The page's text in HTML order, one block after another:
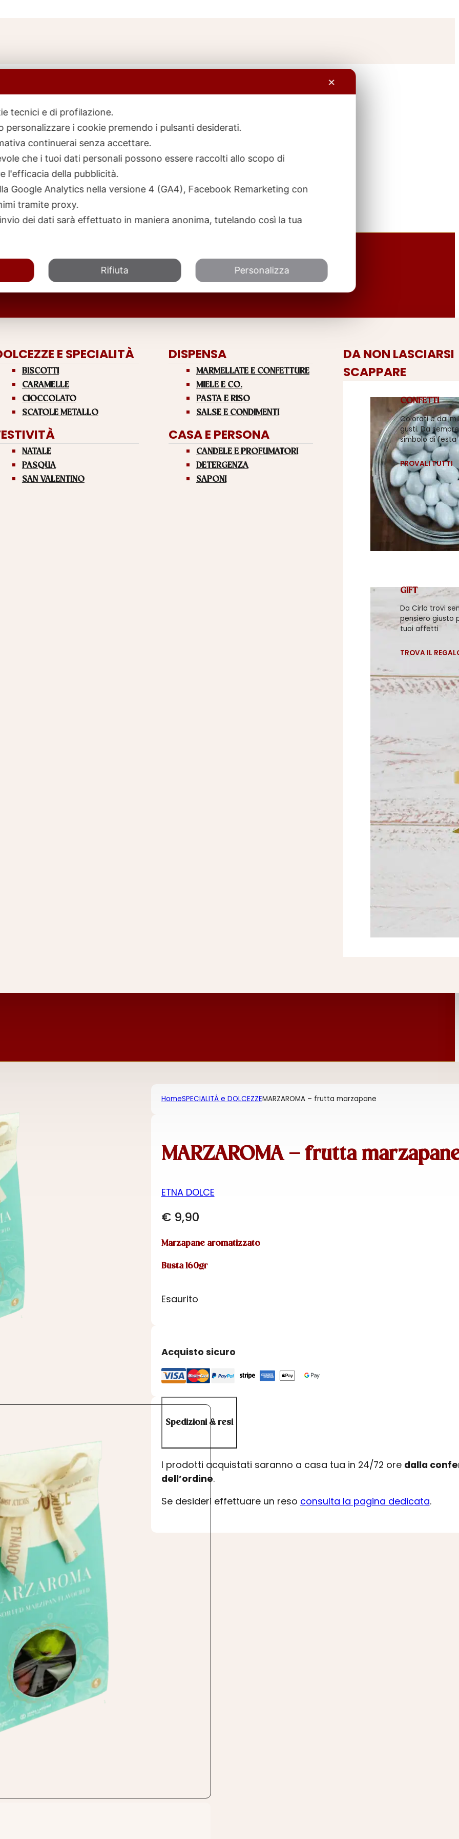
E SPECIALITÀ
BISCOTTI
CARAMELLE
CIOCCOLATO
SCATOLE METALLO
NATALE
PASQUA
SAN VALENTINO
DISPENSA
MARMELLATE E CONFETTURE
MIELE E CO.
PASTA E RISO
SALSE E CONDIMENTI
CASA E PERSONA
CANDELE E PROFUMATORI
DETERGENZA
SAPONI
DA NON LASCIARSI
SCAPPARE
CONFETTI
Colorati e dai
gusti. Da sempre
simbolo di festa
PROVALI TUTTI
GIFT
Da Cirla trovi
pensiero giusto
tuoi affetti
TROVA IL
HomeSPECIALITÁ e DOLCEZZEMARZAROMA – frutta marzapane
MARZAROMA – frutta
ETNA DOLCE
€9,90
Marzapane aromatizzato
Busta 160gr
Esaurito
Acquisto sicuro
Spedizioni & resi
I prodotti acquistati saranno a casa tua in 24/72 ore dalla
dell’ordine.
Se desideri effettuare un reso consulta la pagina dedicata.
✕
tecnici e di profilazione.
personalizzare i cookie premendo i pulsanti desiderati.
continuerai senza accettare.
che i tuoi dati personali possono essere raccolti allo scopo di
l'efficacia della pubblicità.
Google Analytics nella versione 4 (GA4), Facebook Remarketing con
tramite proxy.
dei dati sarà effettuato in maniera anonima, tutelando così la tua
Rifiuta Personalizza